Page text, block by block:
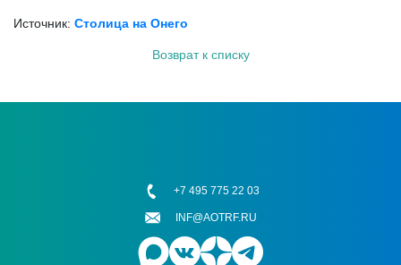
Источник: Столица на Онего
Возврат к списку
+7 495 775 22 03
INF@AOTRF.RU